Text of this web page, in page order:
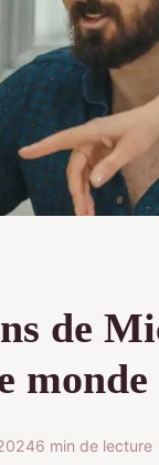
de
monde
6 min de lecture